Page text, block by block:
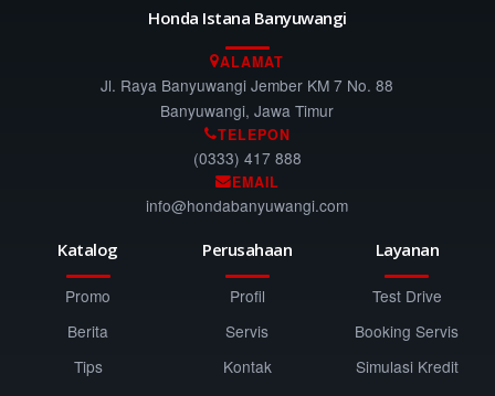
Honda Istana Banyuwangi
ALAMAT
Jl. Raya Banyuwangi Jember KM 7 No. 88
Banyuwangi, Jawa Timur
TELEPON
(0333) 417 888
EMAIL
info@hondabanyuwangi.com
Katalog
Promo
Berita
Tips
Perusahaan
Profil
Servis
Kontak
Layanan
Test Drive
Booking Servis
Simulasi Kredit